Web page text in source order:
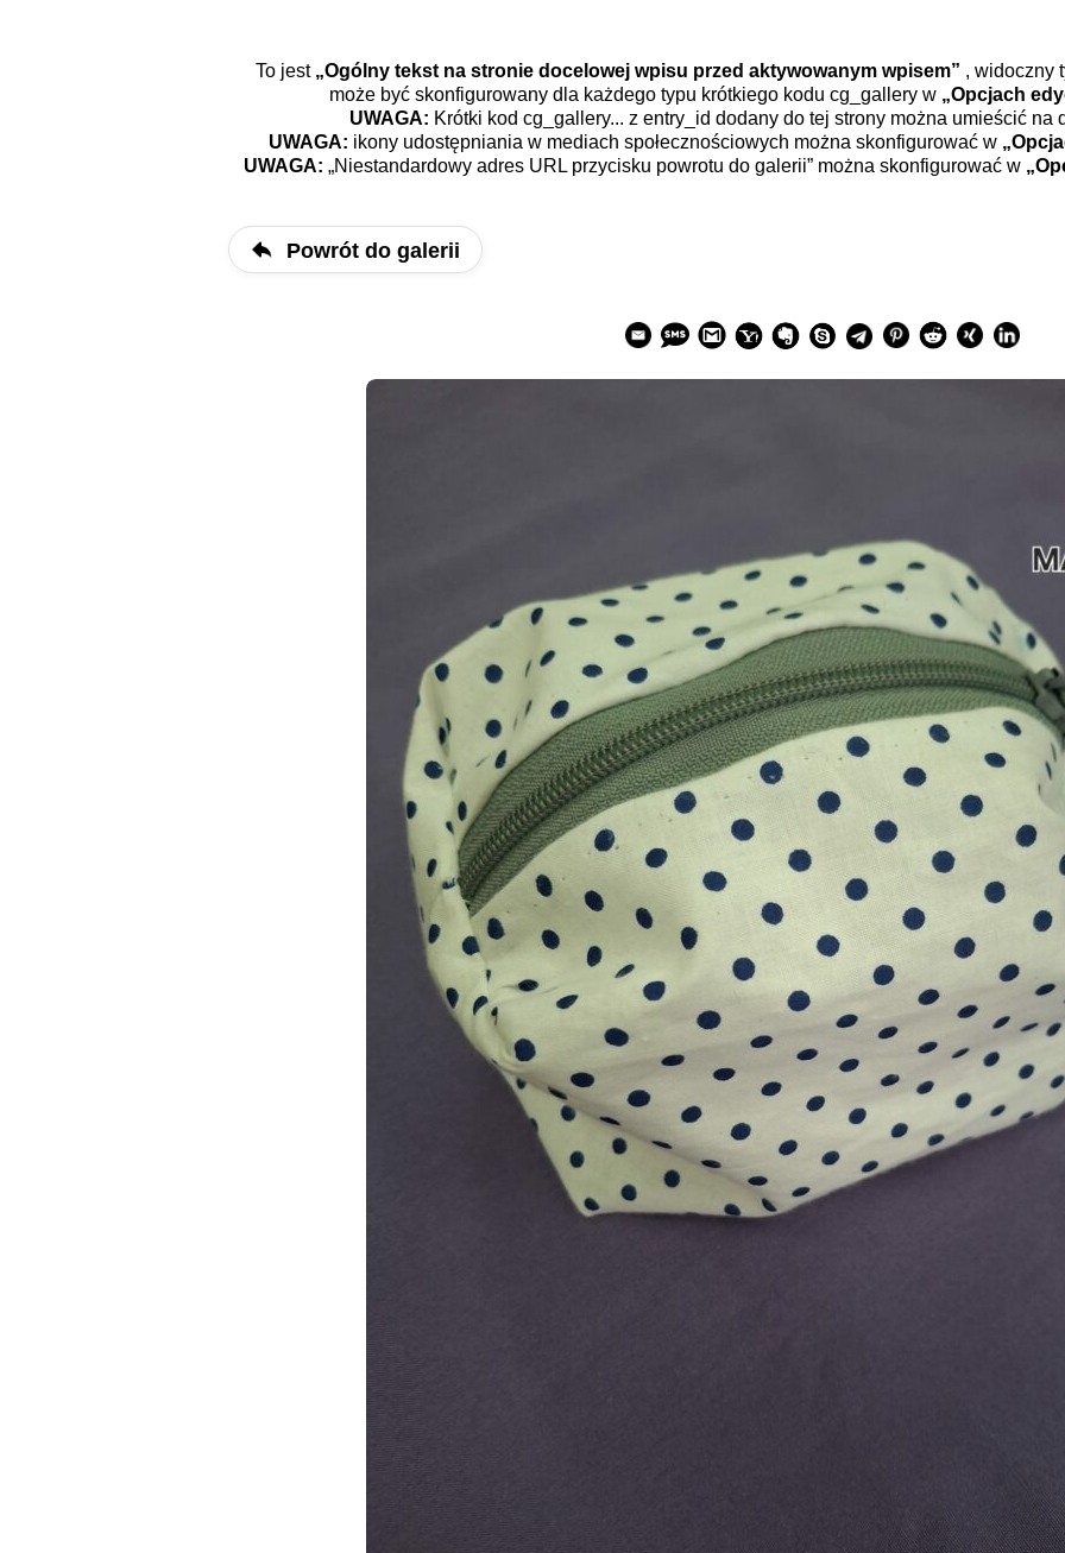
To jest „Ogólny tekst na stronie docelowej wpisu przed aktywowanym wpisem” , widoczny
może być skonfigurowany dla każdego typu krótkiego kodu cg_gallery w „Opcjach
UWAGA: Krótki kod cg_gallery... z entry_id dodany do tej strony można umieścić na
UWAGA: ikony udostępniania w mediach społecznościowych można skonfigurować w
UWAGA: „Niestandardowy adres URL przycisku powrotu do galerii” można skonfigurować w
Powrót do galerii